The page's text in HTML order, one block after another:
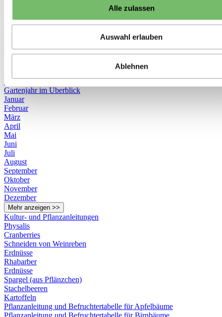
Alle zulassen
Auswahl erlauben
Ablehnen
Geschenkideen
✖
✖
Gartenjahr im Überblick
Januar
Februar
März
April
Mai
Juni
Juli
August
September
Oktober
November
Dezember
Mehr anzeigen >>
Kultur- und Pflanzanleitungen
Physalis
Cranberries
Schneiden von Weinreben
Erdnüsse
Rhabarber
Erdnüsse
Spargel (aus Pflänzchen)
Stachelbeeren
Kartoffeln
Pflanzanleitung und Befruchtertabelle für Apfelbäume
Pflanzanleitung und Befruchtertabelle für Birnbäume